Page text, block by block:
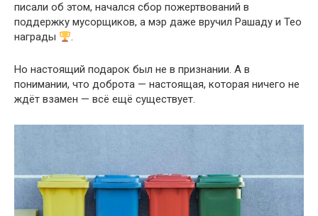
писали об этом, начался сбор пожертвований в
поддержку мусорщиков, а мэр даже вручил Рашаду и Тео
награды
.
Но настоящий подарок был не в признании. А в
понимании, что доброта — настоящая, которая ничего не
ждёт взамен — всё ещё существует.